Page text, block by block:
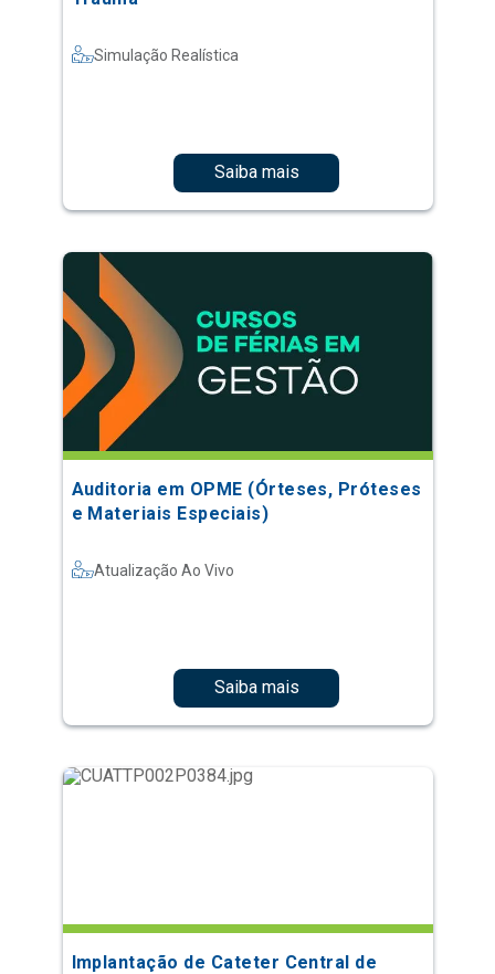
Simulação Realística
Saiba mais
Auditoria em OPME (Órteses, Próteses
e Materiais Especiais)
Atualização Ao Vivo
Saiba mais
Implantação de Cateter Central de